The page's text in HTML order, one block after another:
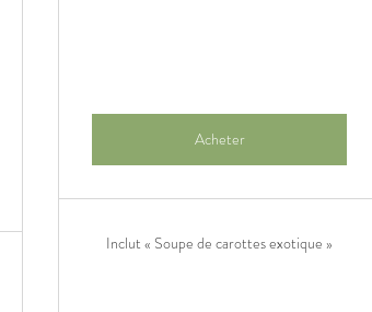
Acheter
Inclut « Soupe de carottes exotique »